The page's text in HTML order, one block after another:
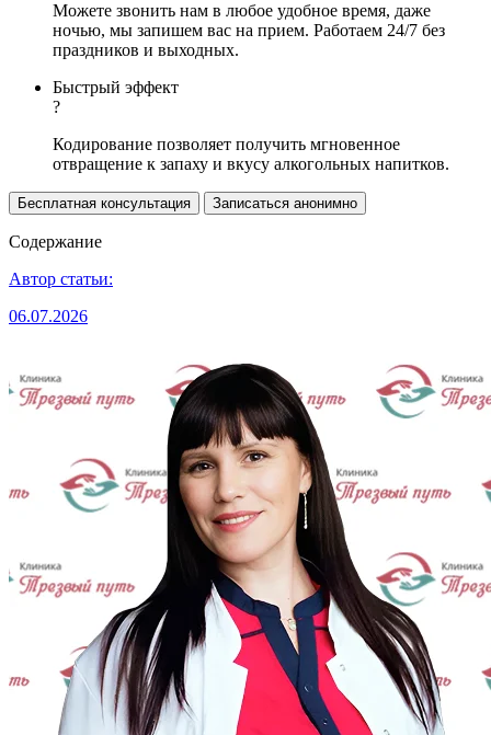
Можете звонить нам в любое удобное время, даже
ночью, мы запишем вас на прием. Работаем 24/7 без
праздников и выходных.
Быстрый эффект
?
Кодирование позволяет получить мгновенное
отвращение к запаху и вкусу алкогольных напитков.
Бесплатная консультация Записаться анонимно
Содержание
Автор статьи:
06.07.2026